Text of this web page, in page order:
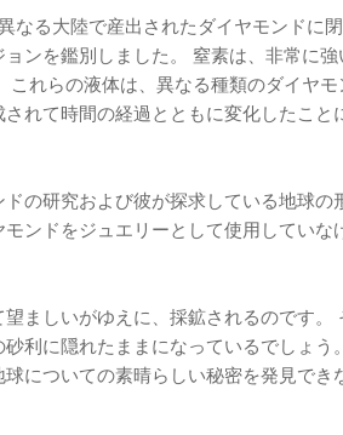
なる大陸で産出されたダイヤモンドに
ンを鑑別しました。 窒素は、非常に強
これらの液体は、異なる種類のダイヤ
れて時間の経過とともに変化したこと
の研究および彼が探求している地球の
ンドをジュエリーとして使用していな
ましいがゆえに、採鉱されるのです。
利に隠れたままになっているでしょう
球についての素晴らしい秘密を発見でき